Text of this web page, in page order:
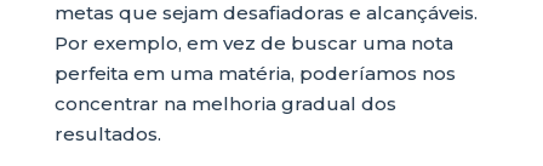
metas que sejam desafiadoras e alcançáveis.
Por exemplo, em vez de buscar uma nota
perfeita em uma matéria, poderíamos nos
concentrar na melhoria gradual dos
resultados.